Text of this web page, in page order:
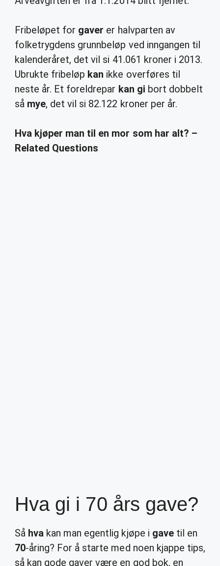
Fribeløpet for gaver er halvparten av
folketrygdens grunnbeløp ved inngangen til
kalenderåret, det vil si 41.061 kroner i 2013.
Ubrukte fribeløp kan ikke overføres til
neste år. Et foreldrepar kan gi bort dobbelt
så mye, det vil si 82.122 kroner per år.
Hva kjøper man til en mor som har alt? –
Related Questions
Hva gi i 70 års gave?
Så hva kan man egentlig kjøpe i gavetil en
70-åring? For å starte med noen kjappe tips,
så kan gode gaver være en god bok, en